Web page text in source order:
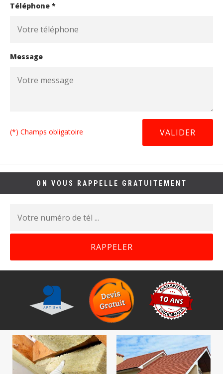
Téléphone *
Message
(*) Champs obligatoire
ON VOUS RAPPELLE GRATUITEMENT